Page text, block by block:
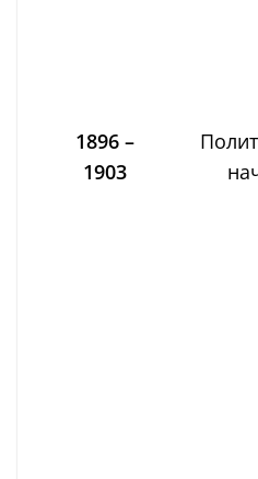
1896 –
1903